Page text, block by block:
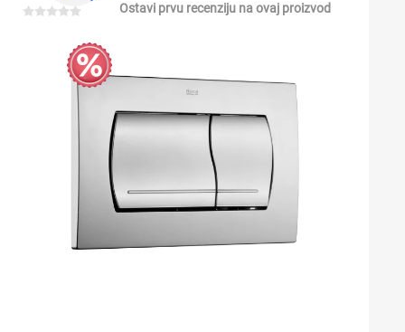
Ostavi prvu recenziju na ovaj proizvod